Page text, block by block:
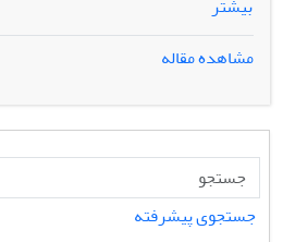
(اندازه نمونه متغیر، فاصله بین نمونه
میانگین عمل می کنند. یکی از
نمودار کنترل، نرمال بودن توزیع
در بعضی فرآیندها این فرض صادق
نمودارهای کنترل انطباق پذیر تحت
نشان داده خواهد شد که نمودار کنترل
بیشتر
مشاهده مقاله
جستجوی پیشرفته